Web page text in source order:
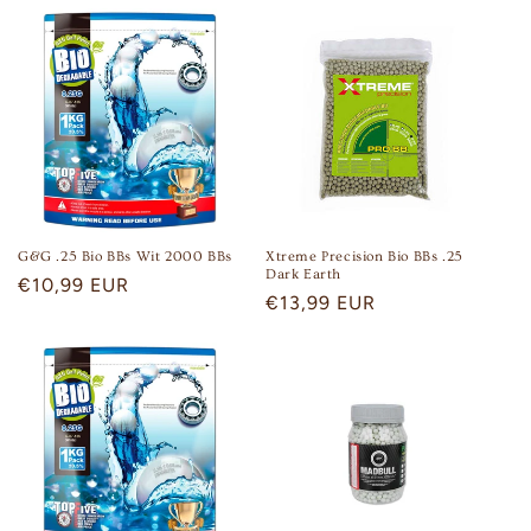
G&G .25 Bio BBs Wit 2000 BBs
Regular
€10,99 EUR
Xtreme Precision Bio BBs .25
Dark Earth
Regular
€13,99 EUR